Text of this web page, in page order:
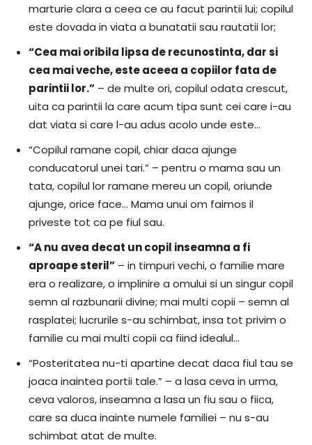
marturie clara a ceea ce au facut parintii lui; copilul
este dovada in viata a bunatatii sau rautatii lor;
“Cea mai oribila lipsa de recunostinta, dar si
cea mai veche, este aceea a copiilor fata de
parintii lor.” – de multe ori, copilul odata crescut,
uita ca parintii la care acum tipa sunt cei care i-au
dat viata si care l-au adus acolo unde este…
“Copilul ramane copil, chiar daca ajunge
conducatorul unei tari.” – pentru o mama sau un
tata, copilul lor ramane mereu un copil, oriunde
ajunge, orice face… Mama unui om faimos il
priveste tot ca pe fiul sau.
“A nu avea decat un copil inseamna a fi
aproape steril” – in timpuri vechi, o familie mare
era o realizare, o implinire a omului si un singur copil
semn al razbunarii divine; mai multi copii – semn al
rasplatei; lucrurile s-au schimbat, insa tot privim o
familie cu mai multi copii ca fiind idealul…
“Posteritatea nu-ti apartine decat daca fiul tau se
joaca inaintea portii tale.” – a lasa ceva in urma,
ceva valoros, inseamna a lasa un fiu sau o fiica,
care sa duca inainte numele familiei – nu s-au
schimbat atat de multe.